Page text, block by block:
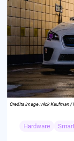
Credits image : nick Kaufman /
Hardware